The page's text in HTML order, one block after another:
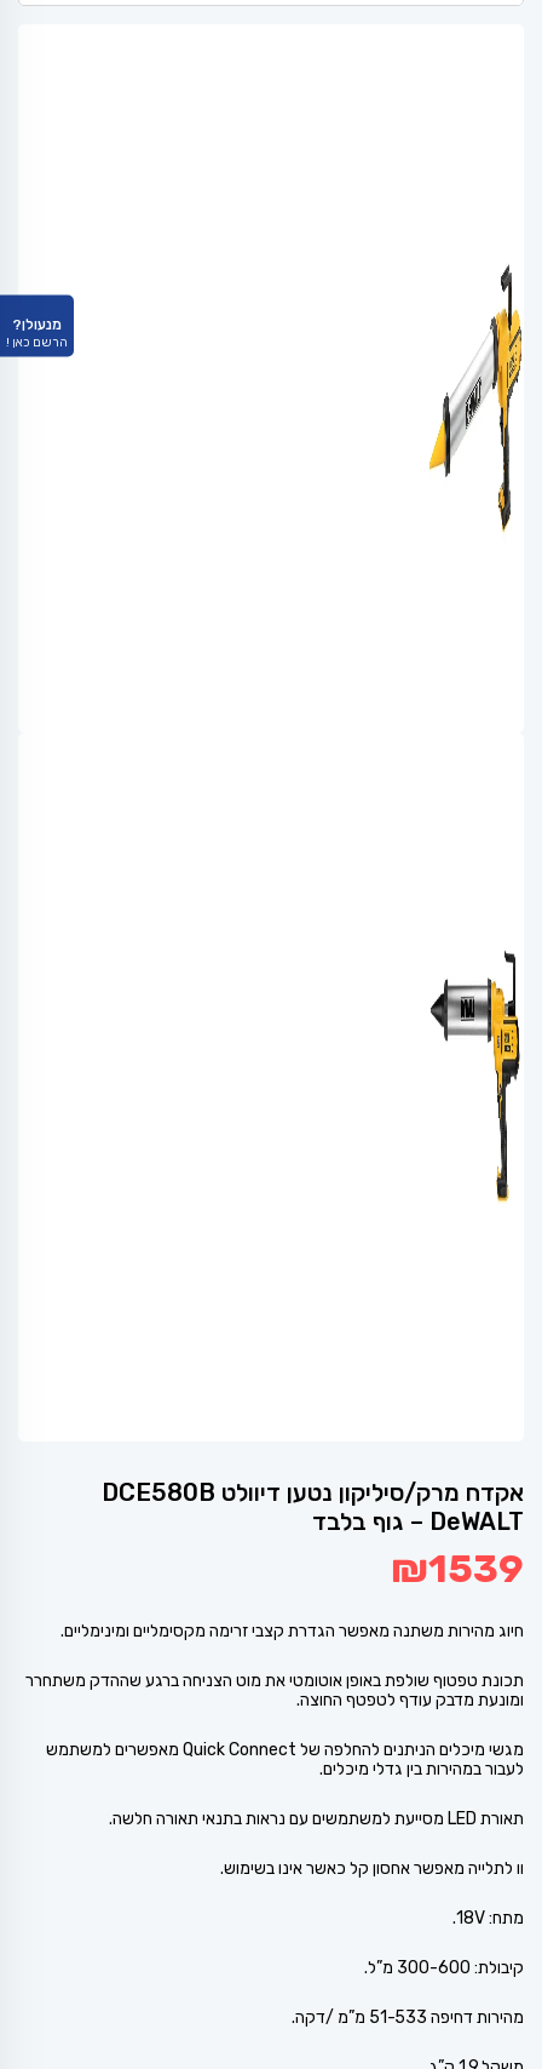
אקדח מרק/סיליקון נטען דיוולט DCE580B
DeWALT – גוף בלבד
₪1539
חיוג מהירות משתנה מאפשר הגדרת קצבי זרימה מקסימליים ומינימליים.
תכונת טפטוף שולפת באופן אוטומטי את מוט הצניחה ברגע שההדק משתחרר
ומונעת מדבק עודף לטפטף החוצה.
מגשי מיכלים הניתנים להחלפה של Quick Connect מאפשרים למשתמש
לעבור במהירות בין גדלי מיכלים.
תאורת LED מסייעת למשתמשים עם נראות בתנאי תאורה חלשה.
וו לתלייה מאפשר אחסון קל כאשר אינו בשימוש.
מתח: 18V.
קיבולת: 300-600 מ”ל.
מהירות דחיפה 51-533 מ”מ /דקה.
מנעולן?
הרשם כאן !